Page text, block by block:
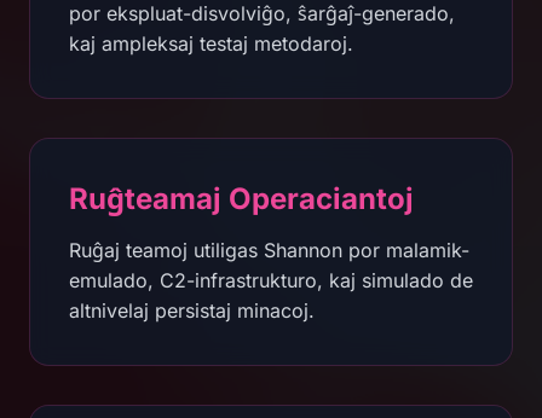
por ekspluat-disvolviĝo, ŝarĝaĵ-generado,
kaj ampleksaj testaj metodaroj.
Ruĝteamaj Operaciantoj
Ruĝaj teamoj utiligas Shannon por malamik-
emulado, C2-infrastrukturo, kaj simulado de
altnivelaj persistaj minacoj.